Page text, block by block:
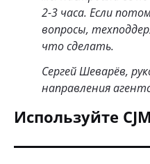
2-3 часа. Если
вопросы,
что сделать.
Сергей Шеварёв,
направления
Используйте CJM